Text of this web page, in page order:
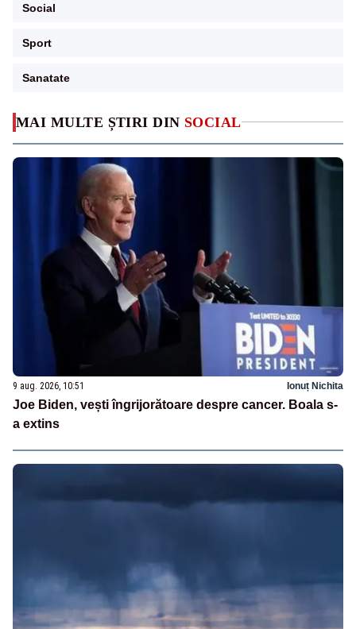
MAI MULTE ȘTIRI DIN SOCIAL
9 aug. 2026, 10:51 Ionuț Nichita
Joe Biden, vești îngrijorătoare despre cancer. Boala s-
a extins
Social
Sport
Sanatate